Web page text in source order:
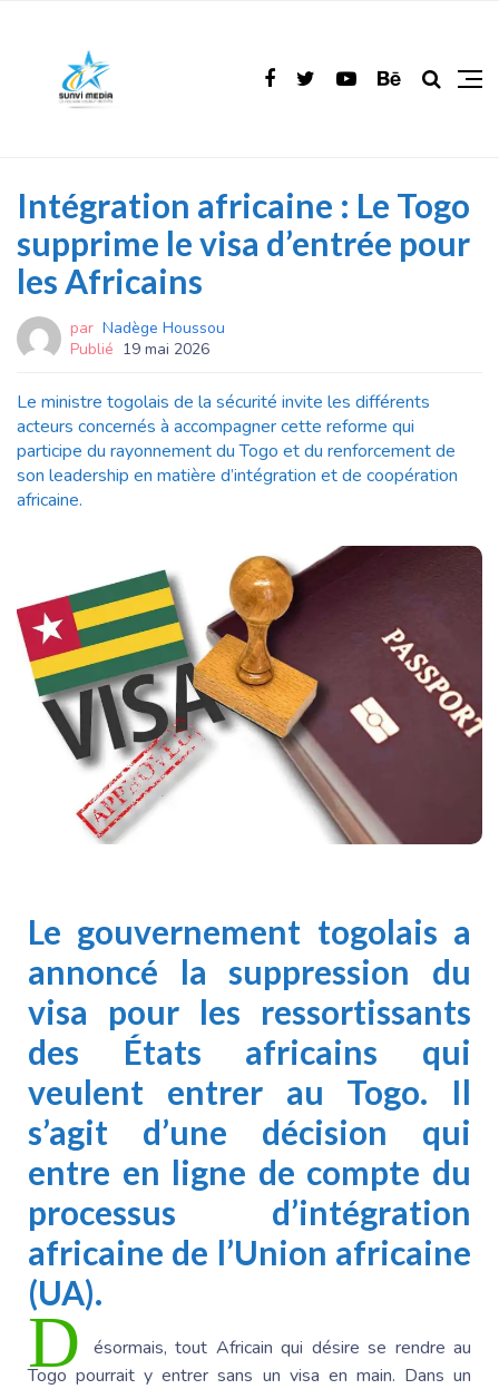
Intégration africaine : Le Togo
supprime le visa d’entrée pour
les Africains
par Nadège Houssou
Publié 19 mai 2026
Le ministre togolais de la sécurité invite les différents
acteurs concernés à accompagner cette reforme qui
participe du rayonnement du Togo et du renforcement de
son leadership en matière d’intégration et de coopération
africaine.
Le gouvernement togolais a
annoncé la suppression du
visa pour les ressortissants
des États africains qui
veulent entrer au Togo. Il
s’agit d’une décision qui
entre en ligne de compte du
processus d’intégration
africaine de l’Union africaine
(UA).
D
ésormais, tout Africain qui désire se rendre au
Togo pourrait y entrer sans un visa en main. Dans un